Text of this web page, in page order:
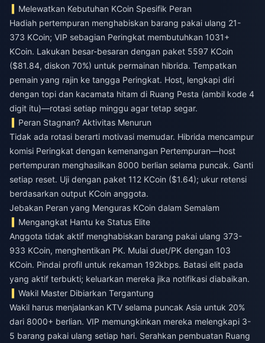
Melewatkan Kebutuhan KCoin Spesifik Peran
Hadiah pertempuran menghabiskan barang pakai ulang 21-
373 KCoin; VIP sebagian Peringkat membutuhkan 1031+
KCoin. Lakukan besar-besaran dengan paket 5597 KCoin
($81.84, diskon 70%) untuk permainan hibrida. Tempatkan
pemain yang rajin ke tangga Peringkat. Host, lengkapi diri
dengan topi dan kacamata hitam di Ruang Pesta (ambil kode 4
digit itu)—rotasi setiap minggu agar tetap segar.
Peran Stagnan? Aktivitas Menurun
Tidak ada rotasi berarti motivasi memudar. Hibrida mencampur
komisi Peringkat dengan kemenangan Pertempuran—host
pertempuran menghasilkan 8000 berlian selama puncak. Ganti
setiap reset. Uji dengan paket 112 KCoin ($1.64); ukur retensi
berdasarkan output KCoin anggota.
Jebakan Peran yang Menguras KCoin dalam Semalam
Mengangkat Hantu ke Status Elite
Anggota tidak aktif menghabiskan barang pakai ulang 373-
933 KCoin, menghentikan PK. Mulai duet/PK dengan 103
KCoin. Pindai profil untuk rekaman 192kbps. Batasi elit pada
yang aktif terbukti; keluarkan mereka jika notifikasi diabaikan.
Wakil Master Dibiarkan Tergantung
Wakil harus menjalankan KTV selama puncak Asia untuk 20%
dari 8000+ berlian. VIP memungkinkan mereka melengkapi 3-
5 barang pakai ulang setiap hari. Serahkan pembuatan Ruang